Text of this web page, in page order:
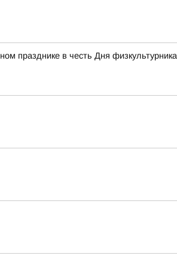
празднике в честь Дня физкультурника